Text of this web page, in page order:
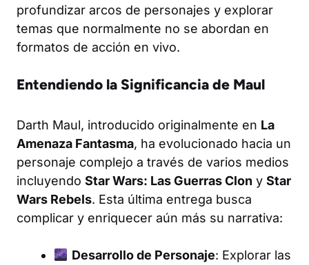
profundizar arcos de personajes y explorar
temas que normalmente no se abordan en
formatos de acción en vivo.
Entendiendo la Significancia de Maul
Darth Maul, introducido originalmente en La
Amenaza Fantasma, ha evolucionado hacia un
personaje complejo a través de varios medios
incluyendo Star Wars: Las Guerras Clon y Star
Wars Rebels. Esta última entrega busca
complicar y enriquecer aún más su narrativa:
Desarrollo de Personaje: Explorar las